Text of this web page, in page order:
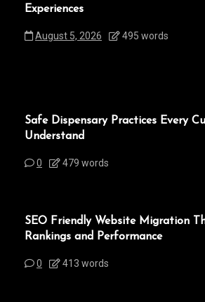
Experiences
August 5, 2026 495 words
Safe Dispensary Practices Every
Understand
0 479 words
SEO Friendly Website Migration
Rankings and Performance
0 413 words